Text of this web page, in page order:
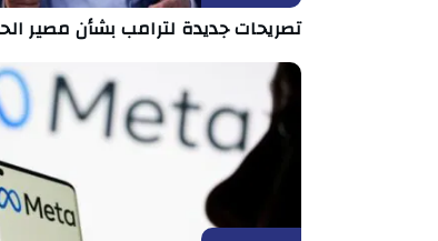
تصريحات جديدة لترامب بشأن مصير